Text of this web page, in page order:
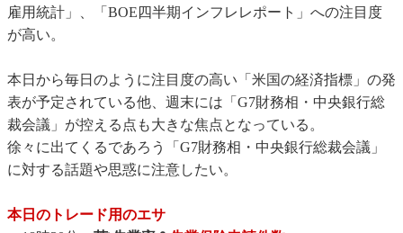
雇用統計」、「BOE四半期インフレレポート」への注目度
が高い。
本日から毎日のように注目度の高い「米国の経済指標」の発
表が予定されている他、週末には「G7財務相・中央銀行総
裁会議」が控える点も大きな焦点となっている。
徐々に出てくるであろう「G7財務相・中央銀行総裁会議」
に対する話題や思惑に注意したい。
本日のトレード用のエサ